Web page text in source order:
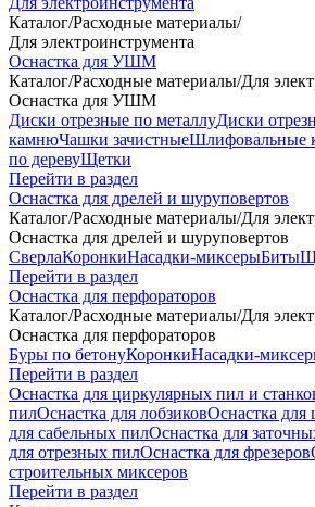
Каталог/Расходные материалы/
Для электроинструмента
Оснастка для УШМ
Каталог/Расходные материалы/Для
Оснастка для УШМ
Диски отрезные по металлуДиски
камнюЧашки зачистныеШлифовальные
по деревуЩетки
Перейти в раздел
Оснастка для дрелей и шуруповертов
Каталог/Расходные материалы/Для
Оснастка для дрелей и шуруповертов
СверлаКоронкиНасадки-миксерыБиты
Перейти в раздел
Оснастка для перфораторов
Каталог/Расходные материалы/Для
Оснастка для перфораторов
Буры по бетонуКоронкиНасадки-
Перейти в раздел
Оснастка для циркулярных пил и
пилОснастка для лобзиковОснастка для
для сабельных пилОснастка для
для отрезных пилОснастка для фрезеров
строительных миксеров
Перейти в раздел